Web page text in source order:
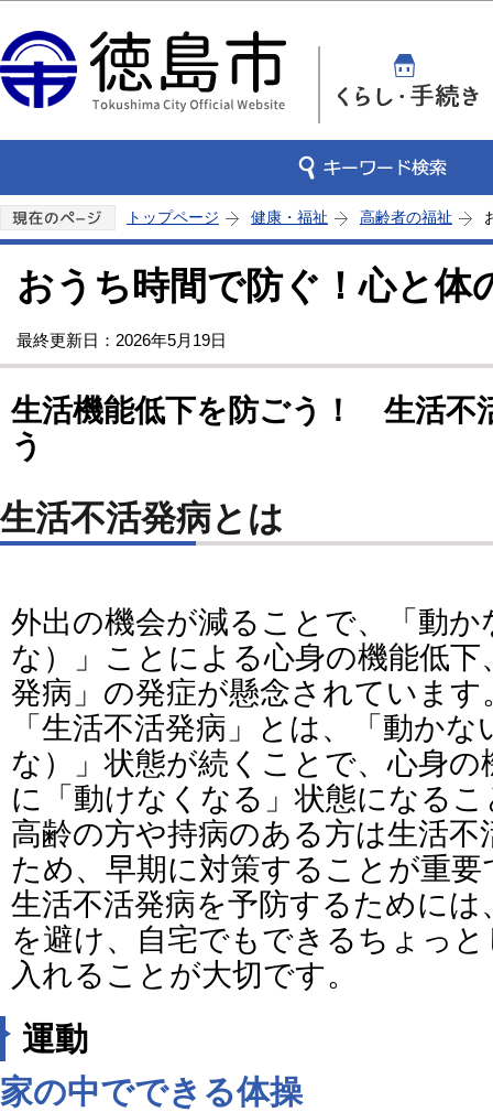
トップページ 健康・福祉 高齢者の福祉
おうち時間で防ぐ！心と体
最終更新日：2026年5月19日
生活機能低下を防ごう！ 生活不
う
生活不活発病とは
外出の機会が減ることで、「動か
な）」ことによる心身の機能低
発病」の発症が懸念されています
「生活不活発病」とは、「動か
な）」状態が続くことで、心身
に「動けなくなる」状態になる
高齢の方や持病のある方は生活
ため、早期に対策することが重要
生活不活発病を予防するために
を避け、自宅でもできるちょっ
入れることが大切です。
運動
家の中でできる体操